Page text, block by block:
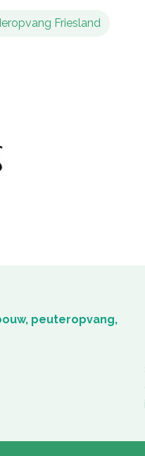
Friesland
peuteropvang,